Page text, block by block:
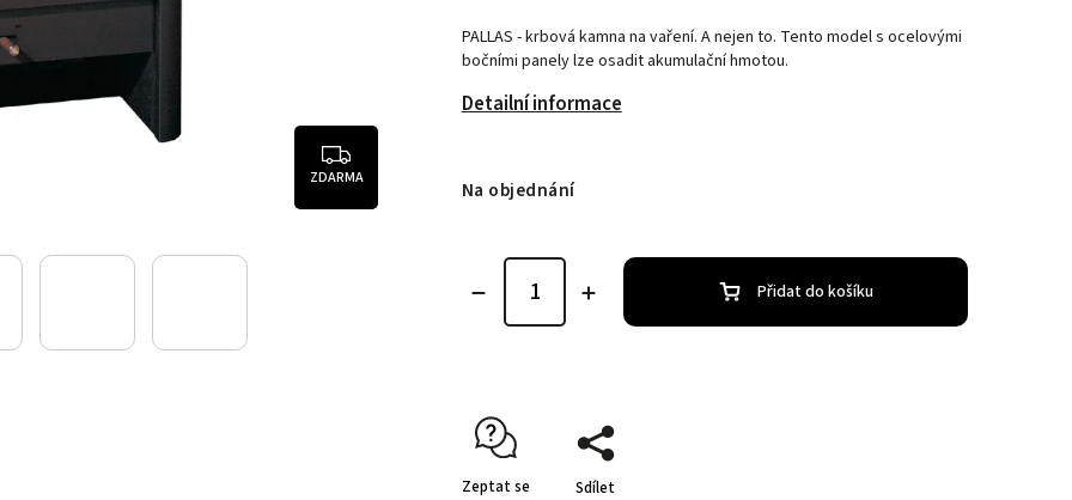
ZDARMA
PALLAS - krbová kamna na vaření. A nejen to. Tento model s ocelovými
bočními panely lze osadit akumulační hmotou.
Detailní informace
Na objednání
Přidat do košíku
Zeptat se Sdílet